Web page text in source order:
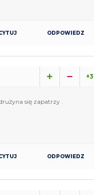
ODPOWIEDZ
+3
się zapatrzy .
ODPOWIEDZ